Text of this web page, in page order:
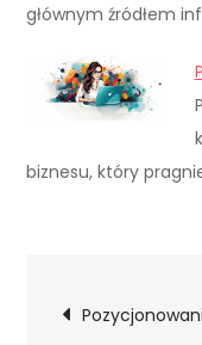
głównym źródłem
biznesu, który